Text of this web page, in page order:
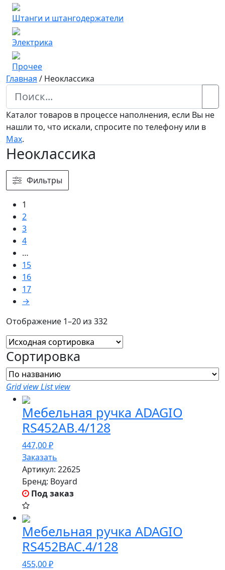
Штанги и штангодержатели
Электрика
Прочее
Главная / Неоклассика
Каталог товаров в процессе наполнения, если Вы не
нашли то, что искали, спросите по телефону или в
Мах.
Неоклассика
Фильтры
1
2
3
4
…
15
16
17
→
Отображение 1–20 из 332
Сортировка
Grid viewList view
Мебельная ручка ADAGIO
RS452AB.4/128
447,00₽
Заказать
Артикул: 22625
Бренд: Boyard
Под заказ
Мебельная ручка ADAGIO
RS452BAC.4/128
455,00₽